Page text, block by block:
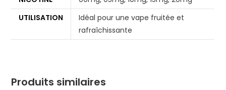
UTILISATION
Idéal pour une vape fruitée et
rafraîchissante
Produits similaires